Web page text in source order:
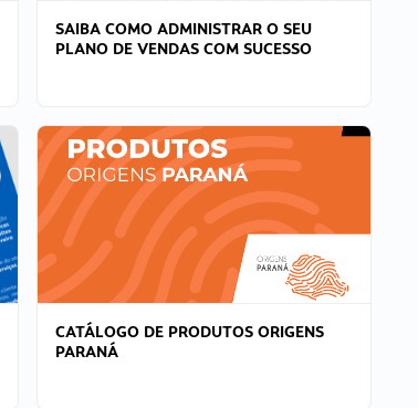
SAIBA COMO ADMINISTRAR O SEU
PLANO DE VENDAS COM SUCESSO
CATÁLOGO DE PRODUTOS ORIGENS
PARANÁ